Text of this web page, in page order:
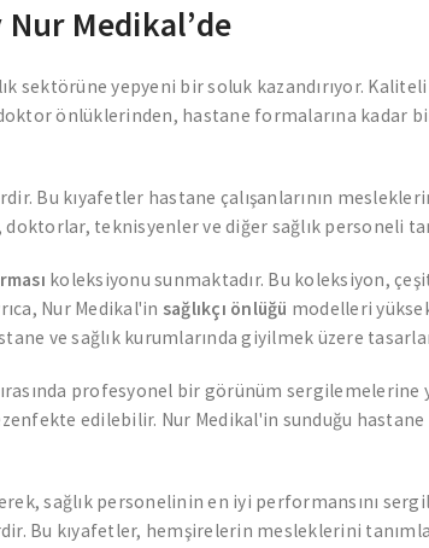
Nur Medikal’de
sektörüne yepyeni bir soluk kazandırıyor.
önlüklerinden, hastane formalarına kadar
Bu kıyafetler hastane çalışanlarının
doktorlar, teknisyenler ve diğer sağlık personeli
koleksiyonu sunmaktadır. Bu koleksiyon,
Nur Medikal'in sağlıkçı önlüğü modelleri
ve sağlık kurumlarında giyilmek üzere
profesyonel bir görünüm sergilemelerine
edilebilir. Nur Medikal'in sunduğu hastane
sağlık personelinin en iyi performansını
Bu kıyafetler, hemşirelerin mesleklerini